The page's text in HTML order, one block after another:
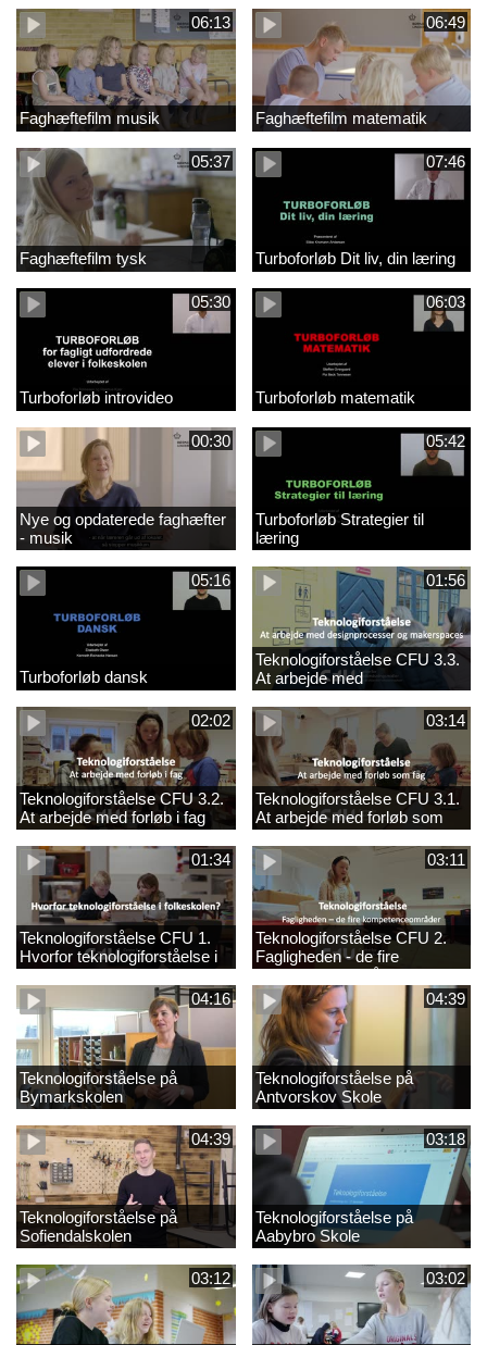
06:13
Faghæftefilm musik
06:49
Faghæftefilm matematik
05:37
Faghæftefilm tysk
07:46
Turboforløb Dit liv, din læring
05:30
Turboforløb introvideo
06:03
Turboforløb matematik
00:30
Nye og opdaterede faghæfter
- musik
05:42
Turboforløb Strategier til
læring
05:16
Turboforløb dansk
01:56
Teknologiforståelse CFU 3.3.
At arbejde med
designprocesser og
makerspaces
02:02
Teknologiforståelse CFU 3.2.
At arbejde med forløb i fag
03:14
Teknologiforståelse CFU 3.1.
At arbejde med forløb som
fag
01:34
Teknologiforståelse CFU 1.
Hvorfor teknologiforståelse i
folkeskolen?
03:11
Teknologiforståelse CFU 2.
Fagligheden - de fire
kompetenceområder
04:16
Teknologiforståelse på
Bymarkskolen
04:39
Teknologiforståelse på
Antvorskov Skole
04:39
Teknologiforståelse på
Sofiendalskolen
03:18
Teknologiforståelse på
Aabybro Skole
03:12 03:02